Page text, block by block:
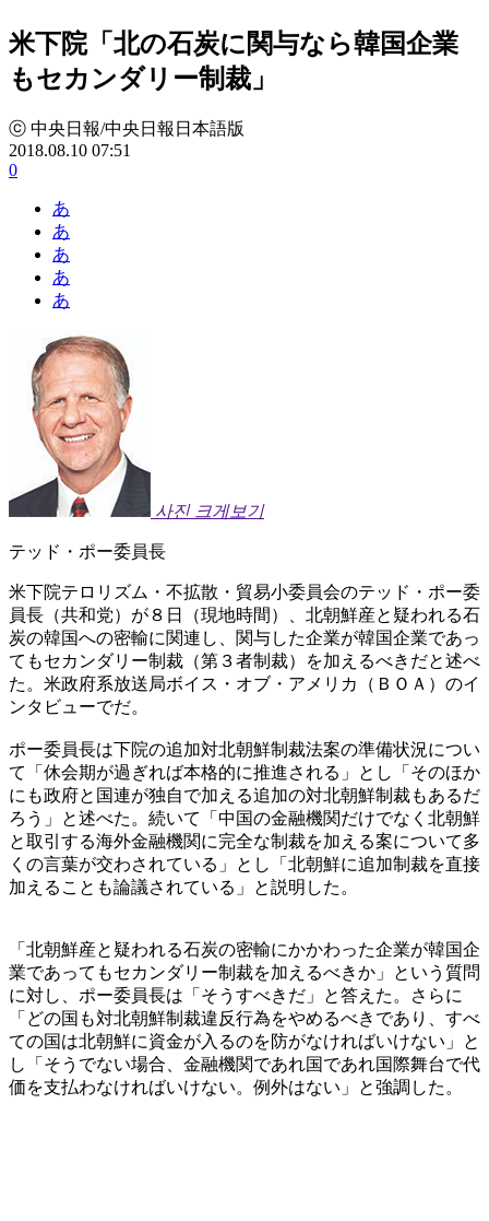
米下院「北の石炭に関与なら韓国企業
もセカンダリー制裁」
ⓒ 中央日報/中央日報日本語版
2018.08.10 07:51
0
あ
あ
あ
あ
あ
사진 크게보기
テッド・ポー委員長
米下院テロリズム・不拡散・貿易小委員会のテッド・ポー委
員長（共和党）が８日（現地時間）、北朝鮮産と疑われる石
炭の韓国への密輸に関連し、関与した企業が韓国企業であっ
てもセカンダリー制裁（第３者制裁）を加えるべきだと述べ
た。米政府系放送局ボイス・オブ・アメリカ（ＢＯＡ）のイ
ンタビューでだ。
ポー委員長は下院の追加対北朝鮮制裁法案の準備状況につい
て「休会期が過ぎれば本格的に推進される」とし「そのほか
にも政府と国連が独自で加える追加の対北朝鮮制裁もあるだ
ろう」と述べた。続いて「中国の金融機関だけでなく北朝鮮
と取引する海外金融機関に完全な制裁を加える案について多
くの言葉が交わされている」とし「北朝鮮に追加制裁を直接
加えることも論議されている」と説明した。
「北朝鮮産と疑われる石炭の密輸にかかわった企業が韓国企
業であってもセカンダリー制裁を加えるべきか」という質問
に対し、ポー委員長は「そうすべきだ」と答えた。さらに
「どの国も対北朝鮮制裁違反行為をやめるべきであり、すべ
ての国は北朝鮮に資金が入るのを防がなければいけない」と
し「そうでない場合、金融機関であれ国であれ国際舞台で代
価を支払わなければいけない。例外はない」と強調した。